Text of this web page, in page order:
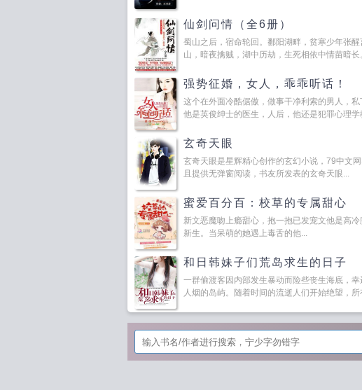
仙剑问情（全6册）
蜀山之后，宿命轮回。鄱阳湖畔，贫寒少年张
山，暗夜擒贼，湖中历劫，生死相依中情苗暗长
强势征婚，女人，乖乖听话！
这个在外面冷酷倨傲，做事干净利索的男人，私
他是英俊绅士的医生，人后，他还是犯罪心理学
玄奇天眼
玄奇天眼是星辉精心创作的玄幻小说，79中文
且提供无弹窗阅读，书友所发表的玄奇天眼...
蜜爱百分百：校草的专属甜心
新文恶魔吻上瘾甜心，抱一抱已发宠文他是高
新生。当呆萌的她遇上毒舌的他...
和日韩妹子们荒岛求生的日子
一群偷渡客因内部发生暴动而险些丧生海底，
人烟的岛屿。随着时间的流逝人们开始绝望，所